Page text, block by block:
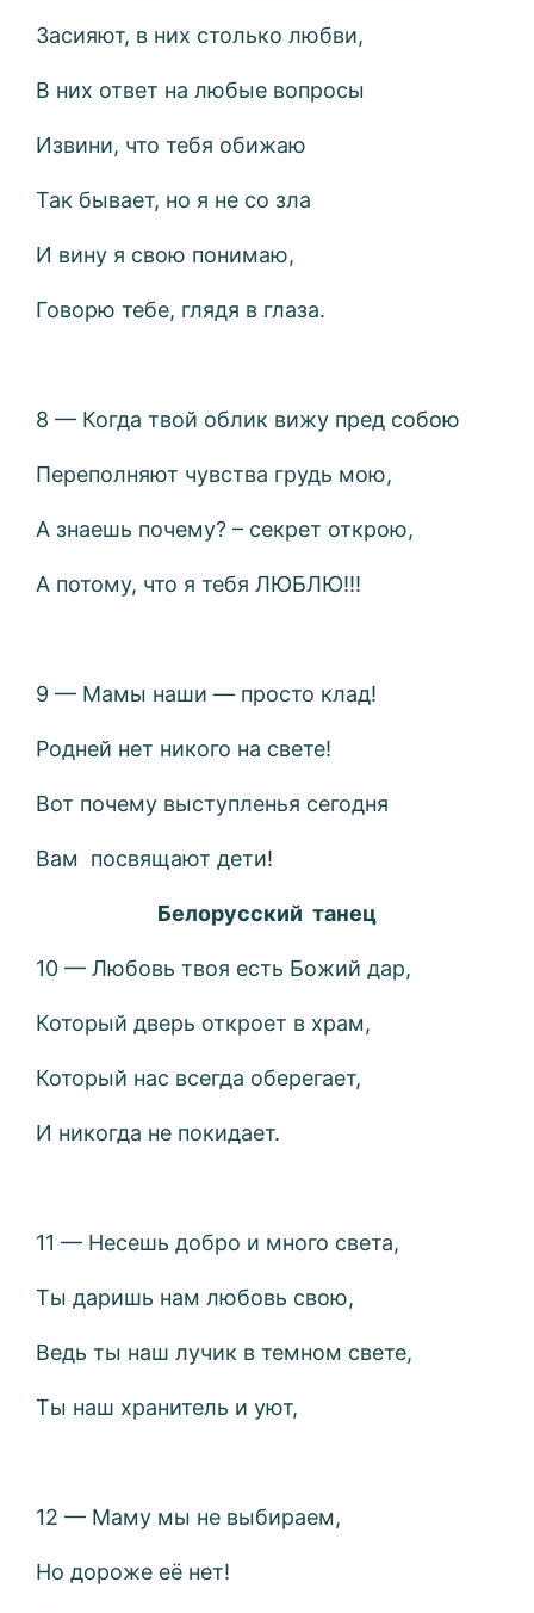
Засияют, в них столько любви,
В них ответ на любые вопросы
Извини, что тебя обижаю
Так бывает, но я не со зла
И вину я свою понимаю,
Говорю тебе, глядя в глаза.
8 — Когда твой облик вижу пред собою
Переполняют чувства грудь мою,
А знаешь почему? – секрет открою,
А потому, что я тебя ЛЮБЛЮ!!!
9 — Мамы наши — просто клад!
Родней нет никого на свете!
Вот почему выступленья сегодня
Вам посвящают дети!
Белорусский танец
10 — Любовь твоя есть Божий дар,
Который дверь откроет в храм,
Который нас всегда оберегает,
И никогда не покидает.
11 — Несешь добро и много света,
Ты даришь нам любовь свою,
Ведь ты наш лучик в темном свете,
Ты наш хранитель и уют,
12 — Маму мы не выбираем,
Но дороже её нет!